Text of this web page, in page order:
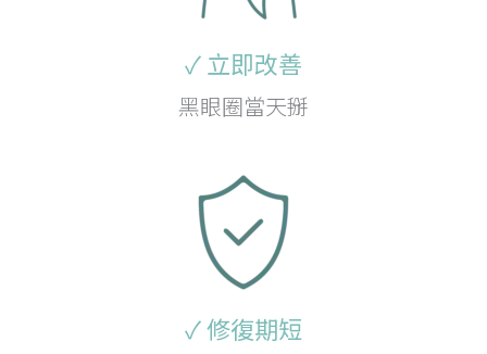
✓ 立即改善
黑眼圈當天掰
✓ 修復期短